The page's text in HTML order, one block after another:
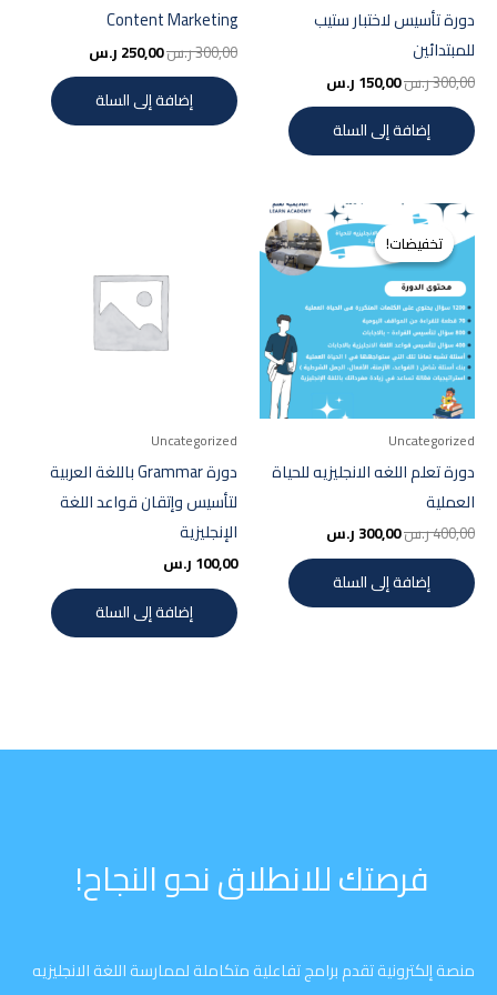
دورة تأسيس لاختبار ستيب
للمبتدائين
300,00ر.س150,00 ر.س
إضافة إلى السلة
Content Marketing
300,00ر.س250,00 ر.س
إضافة إلى السلة
تخفيضات!
تخفيضات!
Uncategorized
دورة تعلم اللغه الانجليزيه للحياة
العملية
400,00ر.س
الأصلي
هو:
400,00 ر.س.
300,00 ر.س
السعر
الحالي
هو:
300,00 ر.س.
إضافة إلى السلة
Uncategorized
دورة Grammar باللغة العربية
لتأسيس وإتقان قواعد اللغة
الإنجليزية
100,00 ر.س
إضافة إلى السلة
فرصتك للانطلاق نحو النجاح!
منصة إلكترونية تقدم برامج تفاعلية متكاملة لممارسة اللغة الانجليزيه